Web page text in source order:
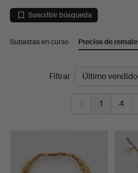
brazaletes
en
Auktionshall
Suscribir búsqueda
Subastas en curso Precios de remate
Filtrar
1 4